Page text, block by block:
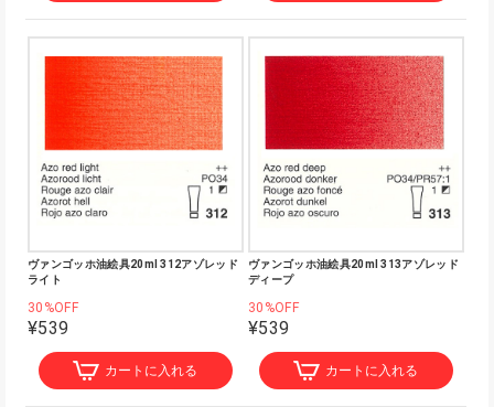
ヴァンゴッホ油絵具20ml 312アゾレッド
ライト
30%OFF
¥539
カートに入れる
ヴァンゴッホ油絵具20ml 313アゾレッド
ディープ
30%OFF
¥539
カートに入れる